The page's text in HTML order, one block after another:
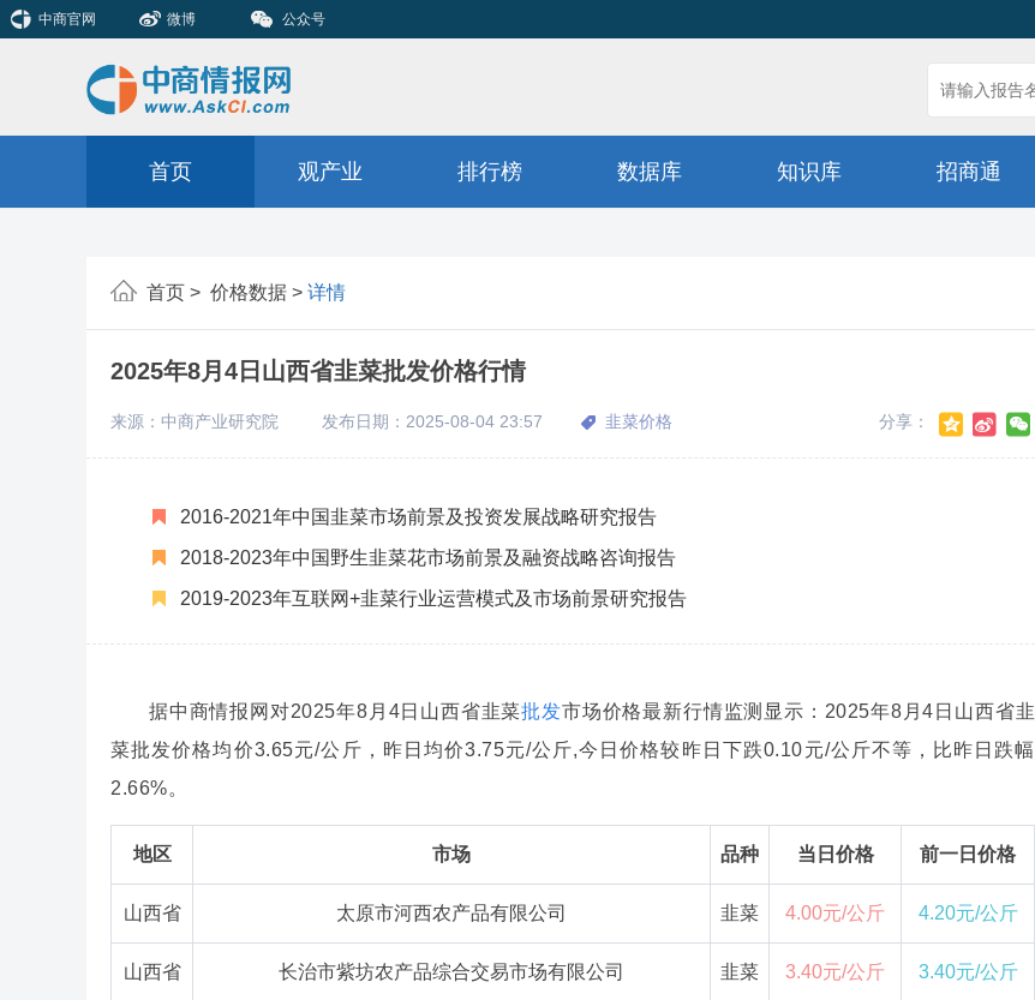
中商官网 微博 公众号
首页 观产业 排行榜 数据库 知识库 招商通
首页 > 价格数据 > 详情
2025年8月4日山西省韭菜批发价格行情
来源：中商产业研究院 发布日期：2025-08-04 23:57 韭菜价格 分享：
2016-2021年中国韭菜市场前景及投资发展战略研究报告
2018-2023年中国野生韭菜花市场前景及融资战略咨询报告
2019-2023年互联网+韭菜行业运营模式及市场前景研究报告
据中商情报网对2025年8月4日山西省韭菜批发市场价格最新行情监测显示：2025年8月4日山西省韭
菜批发价格均价3.65元/公斤，昨日均价3.75元/公斤,今日价格较昨日下跌0.10元/公斤不等，比昨日跌幅
2.66%。
地区 市场 品种 当日价格 前一日价格
山西省 太原市河西农产品有限公司 韭菜 4.00元/公斤 4.20元/公斤
山西省 长治市紫坊农产品综合交易市场有限公司 韭菜 3.40元/公斤 3.40元/公斤